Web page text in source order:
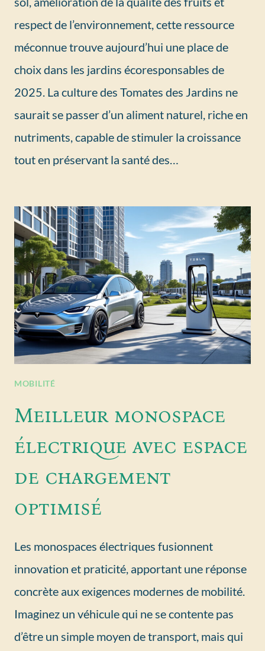
respect de l’environnement, cette ressource
méconnue trouve aujourd’hui une place de
choix dans les jardins écoresponsables de
2025. La culture des Tomates des Jardins ne
saurait se passer d’un aliment naturel, riche en
nutriments, capable de stimuler la croissance
tout en préservant la santé des…
MOBILITÉ
Meilleur monospace
électrique avec espace
de chargement
optimisé
Les monospaces électriques fusionnent
innovation et praticité, apportant une réponse
concrète aux exigences modernes de mobilité.
Imaginez un véhicule qui ne se contente pas
d’être un simple moyen de transport, mais qui